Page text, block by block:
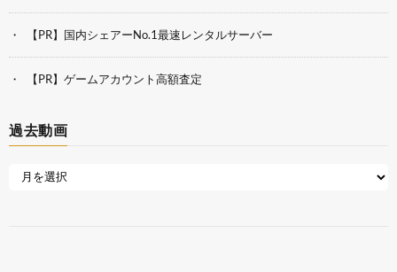
【PR】国内シェアーNo.1最速レンタルサーバー
【PR】ゲームアカウント高額査定
過去動画